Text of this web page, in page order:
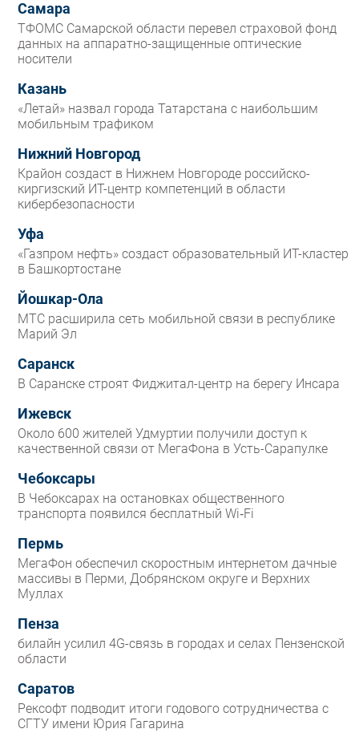
Самара
ТФОМС Самарской области перевел страховой фонд
данных на аппаратно-защищенные оптические
носители
Казань
«Летай» назвал города Татарстана с наибольшим
мобильным трафиком
Нижний Новгород
Крайон создаст в Нижнем Новгороде российско-
киргизский ИТ-центр компетенций в области
кибербезопасности
Уфа
«Газпром нефть» создаст образовательный ИТ-кластер
в Башкортостане
Йошкар-Ола
МТС расширила сеть мобильной связи в республике
Марий Эл
Саранск
В Саранске строят Фиджитал-центр на берегу Инсара
Ижевск
Около 600 жителей Удмуртии получили доступ к
качественной связи от МегаФона в Усть-Сарапулке
Чебоксары
В Чебоксарах на остановках общественного
транспорта появился бесплатный Wi‑Fi
Пермь
МегаФон обеспечил скоростным интернетом дачные
массивы в Перми, Добрянском округе и Верхних
Муллах
Пенза
билайн усилил 4G-связь в городах и селах Пензенской
области
Саратов
Рексофт подводит итоги годового сотрудничества с
СГТУ имени Юрия Гагарина